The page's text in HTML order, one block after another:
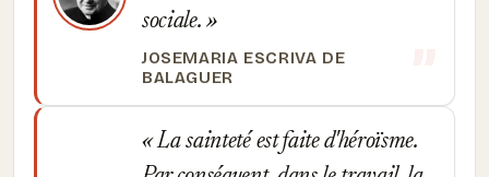
sociale.
JOSEMARIA ESCRIVA DE
BALAGUER
La sainteté est faite d'héroïsme.